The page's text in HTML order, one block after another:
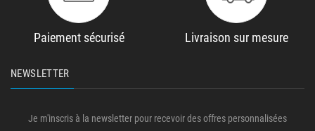
Paiement sécurisé Livraison sur mesure
NEWSLETTER
Je m'inscris à la newsletter pour recevoir des offres personnalisées